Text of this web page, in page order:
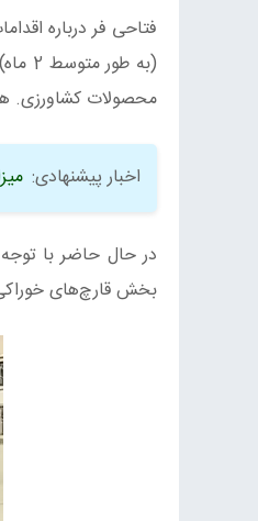
فتاحی فر درباره
(به
محصولات کشاورزی.
اخبار پیشنهادی:
در حال حاضر با
بخش قارچ‌های